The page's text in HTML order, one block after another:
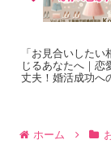
「お見合いした
じるあなたへ｜恋
丈夫！婚活成功へ
ホーム